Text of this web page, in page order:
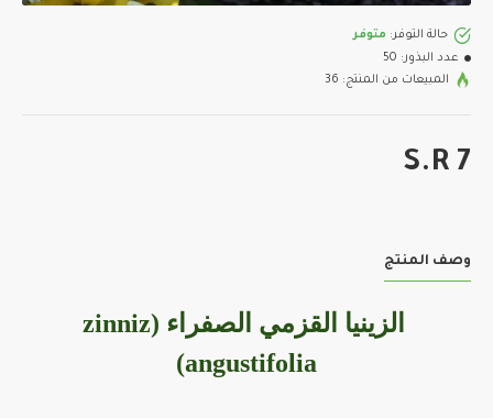
حالة التوفر: متوفر
عدد البذور: 50
المبيعات من المنتج: 36
S.R 7
وصف المنتج
الزينيا القزمي الصفراء (zinniz
angustifolia)